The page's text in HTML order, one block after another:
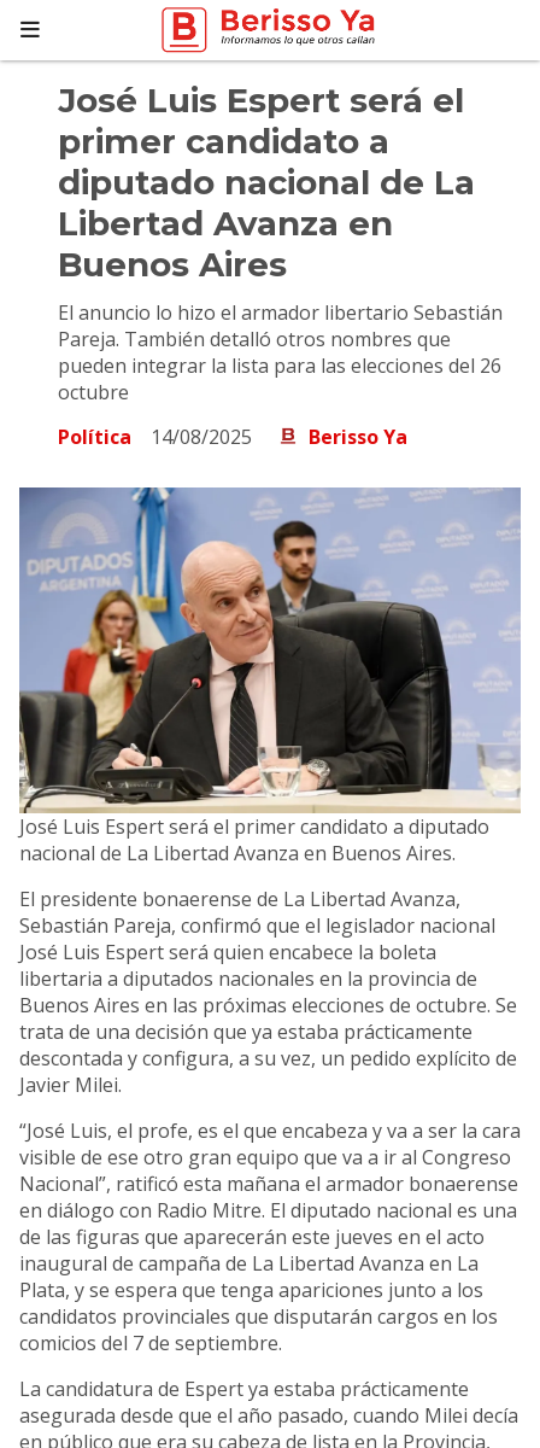
José Luis Espert será el
primer candidato a
diputado nacional de La
Libertad Avanza en
Buenos Aires
El anuncio lo hizo el armador libertario Sebastián
Pareja. También detalló otros nombres que
pueden integrar la lista para las elecciones del 26
octubre
Política
14/08/2025 Berisso Ya
José Luis Espert será el primer candidato a diputado
nacional de La Libertad Avanza en Buenos Aires.
El presidente bonaerense de La Libertad Avanza,
Sebastián Pareja, confirmó que el legislador nacional
José Luis Espert será quien encabece la boleta
libertaria a diputados nacionales en la provincia de
Buenos Aires en las próximas elecciones de octubre. Se
trata de una decisión que ya estaba prácticamente
descontada y configura, a su vez, un pedido explícito de
Javier Milei.
“José Luis, el profe, es el que encabeza y va a ser la cara
visible de ese otro gran equipo que va a ir al Congreso
Nacional”, ratificó esta mañana el armador bonaerense
en diálogo con Radio Mitre. El diputado nacional es una
de las figuras que aparecerán este jueves en el acto
inaugural de campaña de La Libertad Avanza en La
Plata, y se espera que tenga apariciones junto a los
candidatos provinciales que disputarán cargos en los
comicios del 7 de septiembre.
La candidatura de Espert ya estaba prácticamente
asegurada desde que el año pasado, cuando Milei decía
en público que era su cabeza de lista en la Provincia,